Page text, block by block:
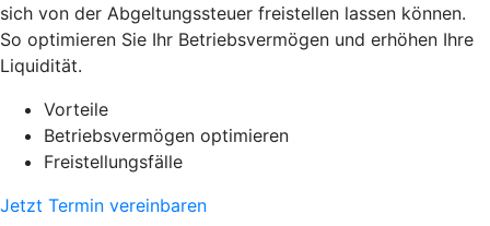
sich von der Abgeltungssteuer freistellen lassen können.
So optimieren Sie Ihr Betriebsvermögen und erhöhen Ihre
Liquidität.
Vorteile
Betriebsvermögen optimieren
Freistellungsfälle
Jetzt Termin vereinbaren